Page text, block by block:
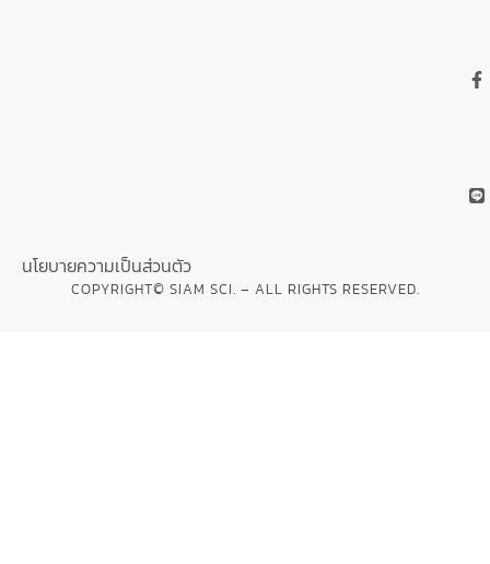
COPYRIGHT© SIAM SCI. – ALL RIGHTS RESERVED.
นโยบายความเป็นส่วนตัว